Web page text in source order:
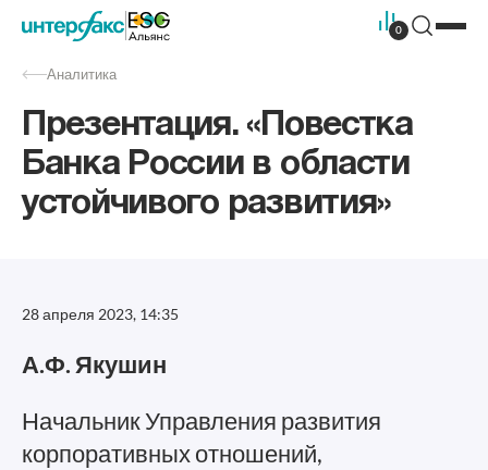
0
Аналитика
Презентация. «Повестка
Банка России в области
устойчивого развития»
28 апреля 2023, 14:35
А.Ф. Якушин
Начальник Управления развития
корпоративных отношений,